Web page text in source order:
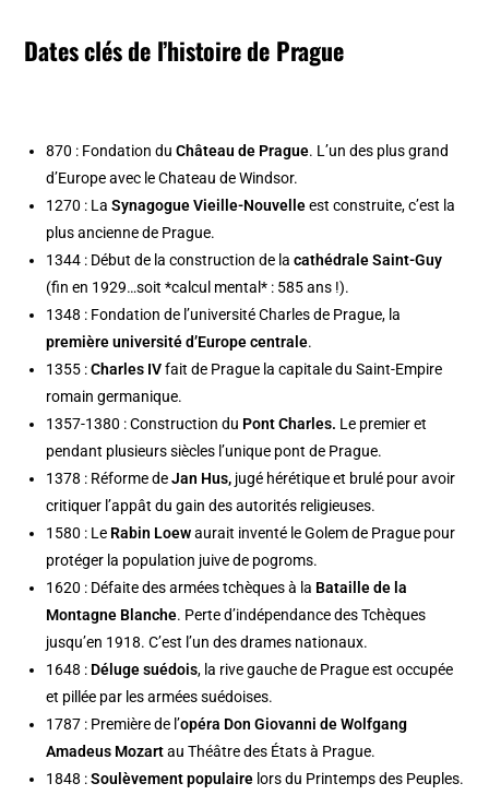
Dates clés de l’histoire de Prague
870 : Fondation duChâteau de Prague. L’un des plus grand
d’Europe avec le Chateau de Windsor.
1270 : LaSynagogue Vieille-Nouvelleest construite, c’est la
plus ancienne de Prague.
1344 : Début de la construction de lacathédrale Saint-Guy
(fin en 1929…soit *calcul mental* : 585 ans !).
1348 : Fondation de l’université Charles de Prague, la
première université d’Europe centrale.
1355 :Charles IVfait de Prague la capitale du Saint-Empire
romain germanique.
1357-1380 : Construction du Pont Charles. Le premier et
pendant plusieurs siècles l’unique pont de Prague.
1378 : Réforme deJan Hus, jugé hérétique et brulé pour avoir
critiquer l’appât du gain des autorités religieuses.
1580 : Le Rabin Loewaurait inventé le Golem de Prague pour
protéger la population juive de pogroms.
1620 : Défaite des armées tchèques à la Bataille de la
Montagne Blanche. Perte d’indépendance des Tchèques
jusqu’en 1918. C’est l’un des drames nationaux.
1648 : Déluge suédois, la rive gauche de Prague est occupée
et pillée par les armées suédoises.
1787 : Première de l’opéra Don Giovanni de Wolfgang
Amadeus MozartauThéâtre des États à Prague.
1848 :Soulèvement populaire lors du Printemps des Peuples.